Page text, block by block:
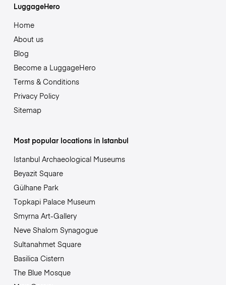
LuggageHero
Home
About us
Blog
Become a LuggageHero
Terms & Conditions
Privacy Policy
Sitemap
Most popular locations in Istanbul
Istanbul Archaeological Museums
Beyazit Square
Gülhane Park
Topkapi Palace Museum
Smyrna Art-Gallery
Neve Shalom Synagogue
Sultanahmet Square
Basilica Cistern
The Blue Mosque